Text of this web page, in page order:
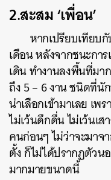
2.สะสม ‘เพื่อน’
หากเปรียบเทียบ
เดือน หลังจากชนะกา
เดิน ทำงานลงพื้นที่ม
ถึง 5 – 6 งาน ชนิดที่นั
น่าเลือกเข้ามาเลย เพ
ไม่เว้นดึกดื่น ไม่เว้นเ
คนก่อนๆ ไม่ว่าจะมาจ
ตั้ง ก็ไม่ได้ปรากฏตัวน
มากมายขนาดนี้